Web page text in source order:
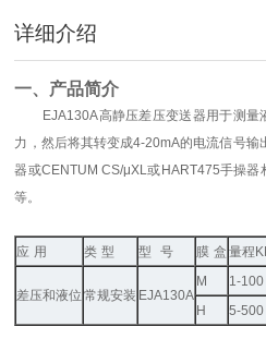
详细介绍
一、产品简介
EJA130A高静压差压变送器用于测量
力，然后将其转变成4-20mA的电流信号输
器或CENTUM CS/μXL或 HART475手操器
等。
应 用 类 型 型 号 膜 盒 量程
差压和液位 常规安装 EJA130A
M 1-100
H
5-500